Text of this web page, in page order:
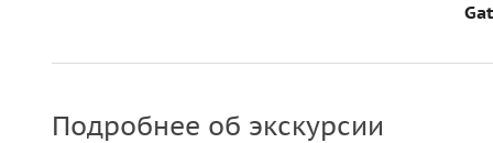
Подробнее об экскурсии